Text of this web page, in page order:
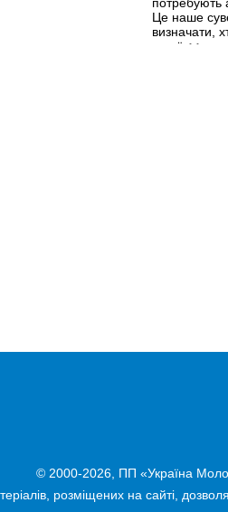
Це наше
визначати,
герої. >>
© 2000-2026, ПП «Україна
розміщених на сайті,